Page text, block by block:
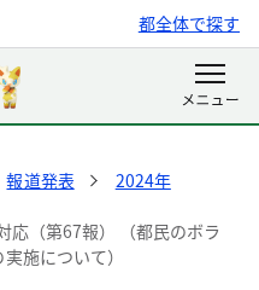
都全体で探す
報道発表
2024年
応（第67報） （都民のボラ
施について）